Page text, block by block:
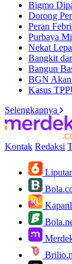
Bigmo
Dorong
Peran
Purbaya
Nekat
Bangkit
Bangun
BGN Akan
Kasus
Selengkapnya
Kontak Redaksi